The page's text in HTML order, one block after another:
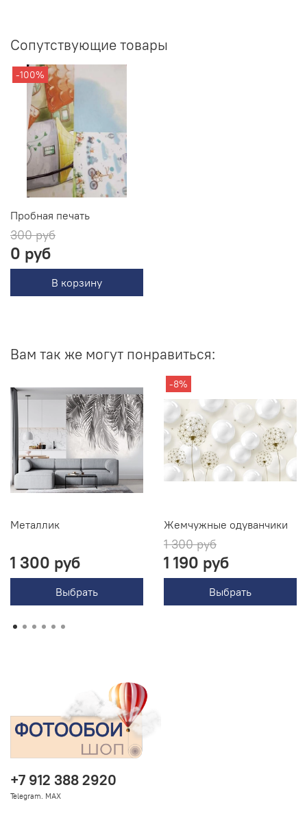
Сопутствующие товары
-100%
Пробная печать
300 руб
0 руб
В корзину
Вам так же могут понравиться:
Металлик
1 300 руб
Выбрать
-8%
Жемчужные одуванчики
1 300 руб
1 190 руб
Выбрать
+7 912 388 2920
Telegram. MAX